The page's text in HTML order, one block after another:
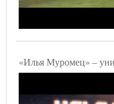
«Илья Муромец» –